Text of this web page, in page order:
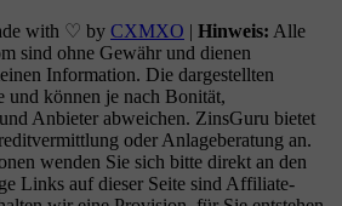
with ♡ by CXMXO | Hinweis: Alle
sind ohne Gewähr und dienen
Information. Die dargestellten
und können je nach Bonität,
Anbieter abweichen. ZinsGuru bietet
oder Anlageberatung an.
wenden Sie sich bitte direkt an den
Links auf dieser Seite sind Affiliate-